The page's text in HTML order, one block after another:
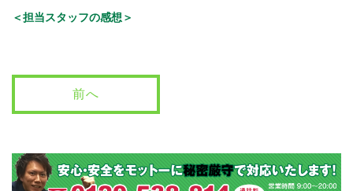
＜担当スタッフの感想＞
前へ